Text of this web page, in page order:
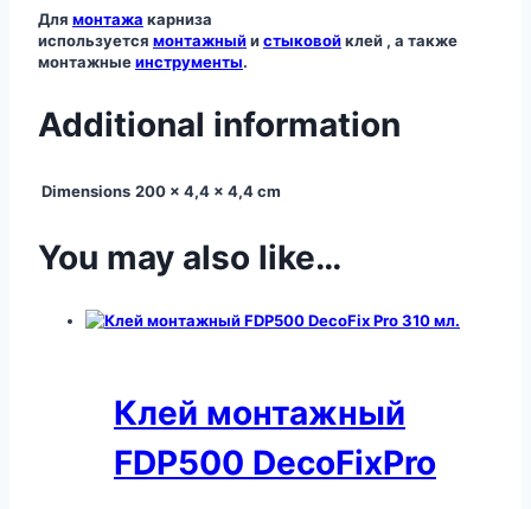
Для монтажа карниза
используется монтажныйистыковойклей , а также
монтажныеинструменты.
Additional information
Dimensions 200 × 4,4 × 4,4 cm
You may also like…
Клей монтажный
FDP500 DecoFixPro